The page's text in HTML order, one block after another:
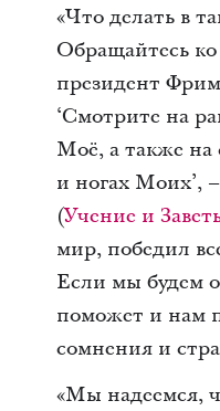
«Что делать в
Обращайтесь ко
президент
‘Смотрите на
Моё, а также на
и ногах Моих’,
(Учение и
мир, победил
Если мы будем
поможет и нам
сомнения и
«Мы надеемся,